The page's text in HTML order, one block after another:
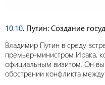
10.10. Путин: Создание
Владимир Путин в среду
премьер-министром Ирака,
официальным визитом. Он
обострении конфликта